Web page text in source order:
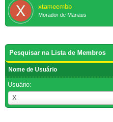
xtameembb
Morador de Manaus
Pesquisar na Lista de Membros
Nome de Usuário
Usuário:
X
Nome
de